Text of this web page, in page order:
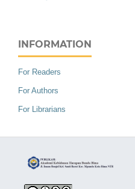
INFORMATION
For Readers
For Authors
For Librarians